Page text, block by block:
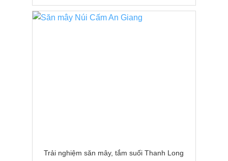
Trải nghiệm săn mây, tắm suối Thanh Long